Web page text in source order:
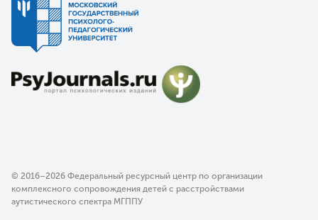
© 2016–2026 Федеральный ресурсный центр по организации
комплексного сопровождения детей с расстройствами
аутистического спектра МГППУ